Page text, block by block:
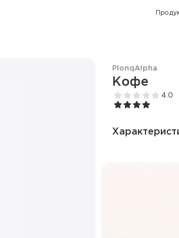
PlonqAlpha
Кофе
4.0
Количество